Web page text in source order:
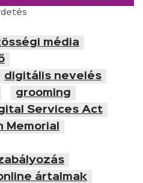
média
digitális nevelés
grooming
Services Act
Memorial
ártalmak